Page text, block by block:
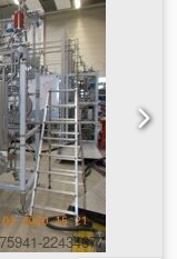
viscosidad del
en el producto,
con válvula,
g, precisión de
de limpieza
cabezales de
Y/Z):
mm, peso:
vasos
Se dispone de
visita in situ.